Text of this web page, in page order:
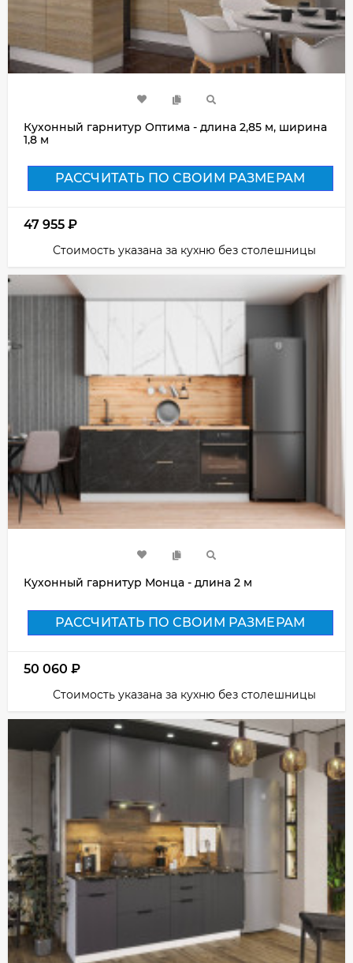
Кухонный гарнитур Оптима - длина 2,85 м, ширина
1,8 м
РАССЧИТАТЬ ПО СВОИМ РАЗМЕРАМ
47 955 ₽
Стоимость указана за кухню без столешницы
Кухонный гарнитур Монца - длина 2 м
РАССЧИТАТЬ ПО СВОИМ РАЗМЕРАМ
50 060 ₽
Стоимость указана за кухню без столешницы